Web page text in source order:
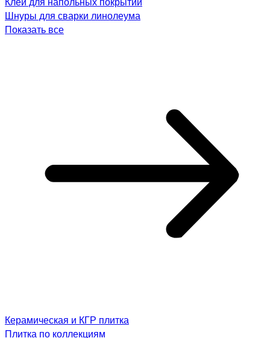
Шнуры для сварки линолеума
Показать все
Керамическая и КГР плитка
Плитка по коллекциям